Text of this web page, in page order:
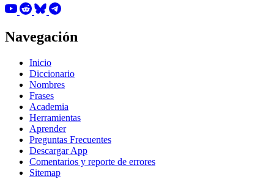
Navegación
Inicio
Diccionario
Nombres
Frases
Academia
Herramientas
Aprender
Preguntas Frecuentes
Descargar App
Comentarios y reporte de errores
Sitemap